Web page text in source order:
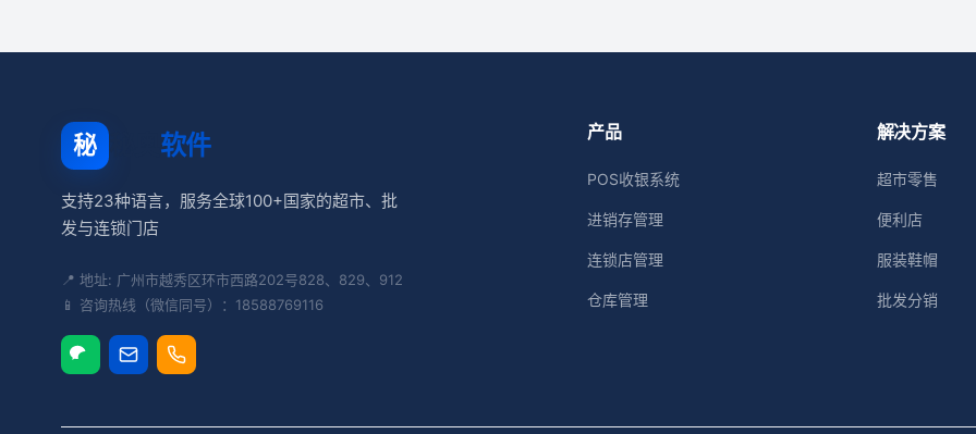
秘 软件
支持23种语言，服务全球100+国家的超市、批
发与连锁门店
📍 地址: 广州市越秀区环市西路202号828、829、912
📱 咨询热线（微信同号）：18588769116
产品
POS收银系统
进销存管理
连锁店管理
仓库管理
解决方案
超市零售
便利店
服装鞋帽
批发分销